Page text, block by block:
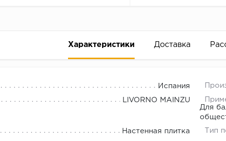
Характеристики Доставка
Испания
LIVORNO MAINZU
Для
Настенная плитка Тип